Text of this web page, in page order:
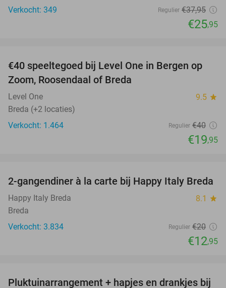
Verkocht: 349
Regulier €37,95
€25,95
50%
€40 speeltegoed bij Level One in Bergen op
Zoom, Roosendaal of Breda
Level One 9.5 star
Breda (+2 locaties)
Verkocht: 1.464
Regulier €40
€19,95
35%
2-gangendiner à la carte bij Happy Italy Breda
Happy Italy Breda 8.1 star
Breda
Verkocht: 3.834
Regulier €20
€12,95
Pluktuinarrangement + hapjes en drankjes bij